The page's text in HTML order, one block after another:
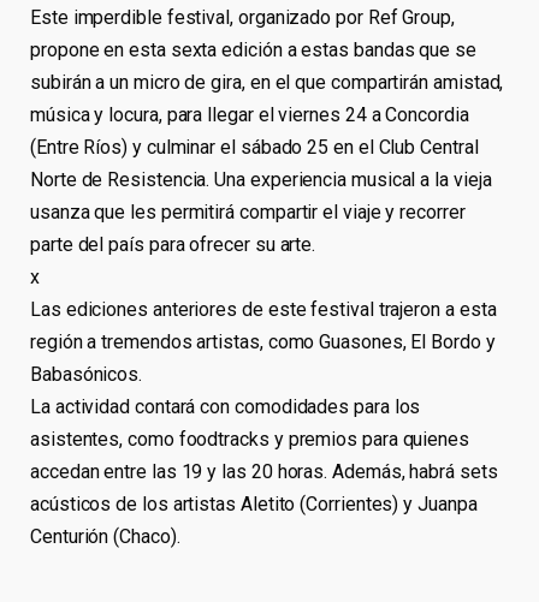
Este imperdible festival, organizado por Ref Group,
propone en esta sexta edición a estas bandas que se
subirán a un micro de gira, en el que compartirán amistad,
música y locura, para llegar el viernes 24 a Concordia
(Entre Ríos) y culminar el sábado 25 en el Club Central
Norte de Resistencia. Una experiencia musical a la vieja
usanza que les permitirá compartir el viaje y recorrer
parte del país para ofrecer su arte.
x
Las ediciones anteriores de este festival trajeron a esta
región a tremendos artistas, como Guasones, El Bordo y
Babasónicos.
La actividad contará con comodidades para los
asistentes, como foodtracks y premios para quienes
accedan entre las 19 y las 20 horas. Además, habrá sets
acústicos de los artistas Aletito (Corrientes) y Juanpa
Centurión (Chaco).